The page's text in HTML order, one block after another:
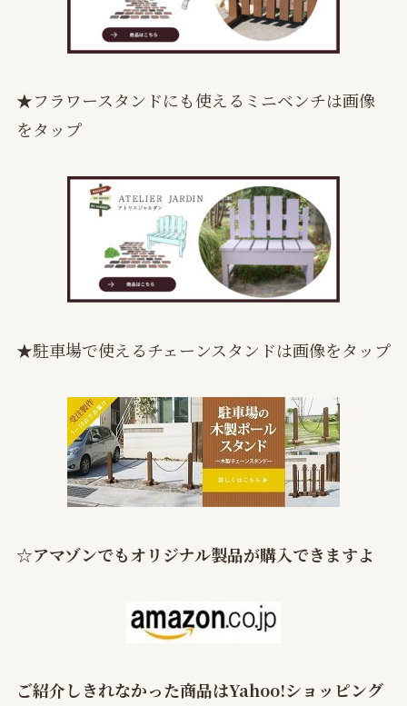
★フラワースタンドにも使えるミニベンチは画像
をタップ
★駐車場で使えるチェーンスタンドは画像をタップ
☆アマゾンでもオリジナル製品が購入できますよ
ご紹介しきれなかった商品はYahoo!ショッピング